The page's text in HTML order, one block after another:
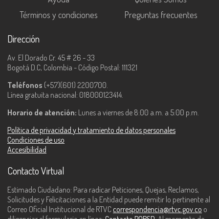
Términos y condiciones
Preguntas frecuentes
Dirección
Av. El Dorado Cr. 45 # 26 - 33
Bogotá D.C, Colombia - Código Postal: 111321
Teléfonos (+57)(601) 2200700.
Línea gratuita nacional: 018000123414.
Horario de atención: Lunes a viernes de 8:00 a.m. a 5:00 p.m.
Política de privacidad y tratamiento de datos personales
Condiciones de uso
Accesibilidad
Contacto Virtual
Estimado Ciudadano: Para radicar Peticiones, Quejas, Reclamos,
Solicitudes y Felicitaciones a la Entidad puede remitir lo pertinente al
Correo Oficial Institucional de RTVC correspondencia@rtvc.gov.co o